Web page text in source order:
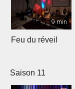
9 min
Feu du réveil
Saison 11